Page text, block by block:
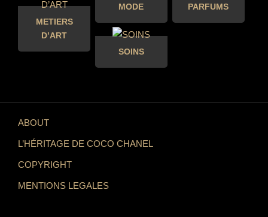
METIERS
D’ART
MODE PARFUMS
SOINS
ABOUT
L’HÉRITAGE DE COCO CHANEL
COPYRIGHT
MENTIONS LEGALES